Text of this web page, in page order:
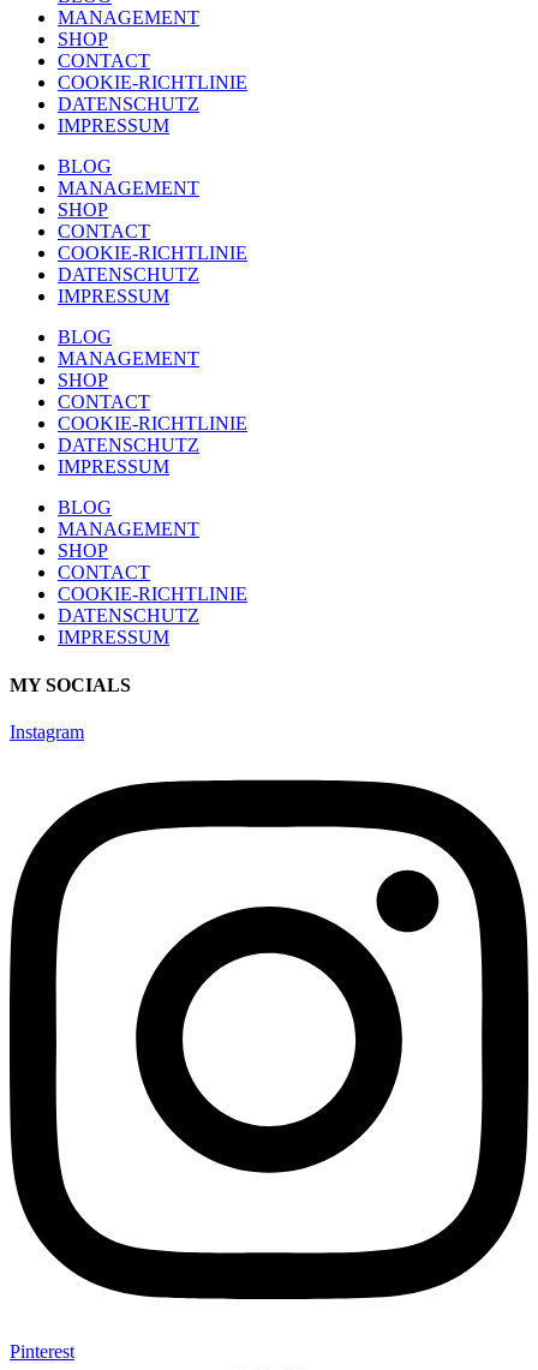
MANAGEMENT
SHOP
CONTACT
COOKIE-RICHTLINIE
DATENSCHUTZ
IMPRESSUM
BLOG
MANAGEMENT
SHOP
CONTACT
COOKIE-RICHTLINIE
DATENSCHUTZ
IMPRESSUM
BLOG
MANAGEMENT
SHOP
CONTACT
COOKIE-RICHTLINIE
DATENSCHUTZ
IMPRESSUM
BLOG
MANAGEMENT
SHOP
CONTACT
COOKIE-RICHTLINIE
DATENSCHUTZ
IMPRESSUM
MY SOCIALS
Instagram
Pinterest